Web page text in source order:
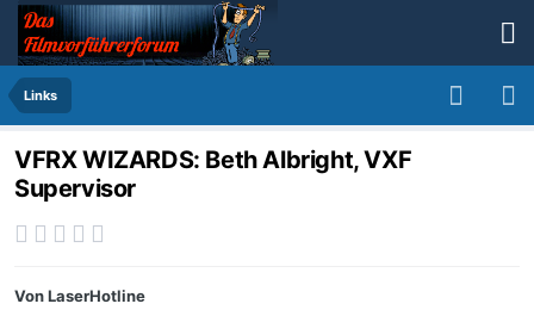
Links
VFRX WIZARDS: Beth Albright, VXF
Supervisor
VonLaserHotline